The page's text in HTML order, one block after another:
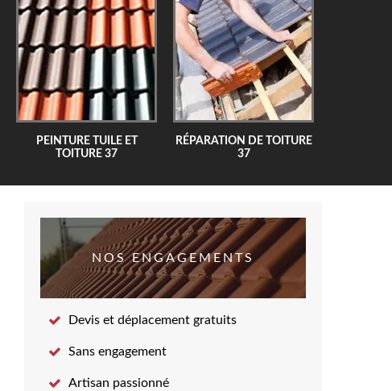
PEINTURE TUILE ET
TOITURE 37
RÉPARATION DE TOITURE
37
NOS ENGAGEMENTS
Devis et déplacement gratuits
Sans engagement
Artisan passionné